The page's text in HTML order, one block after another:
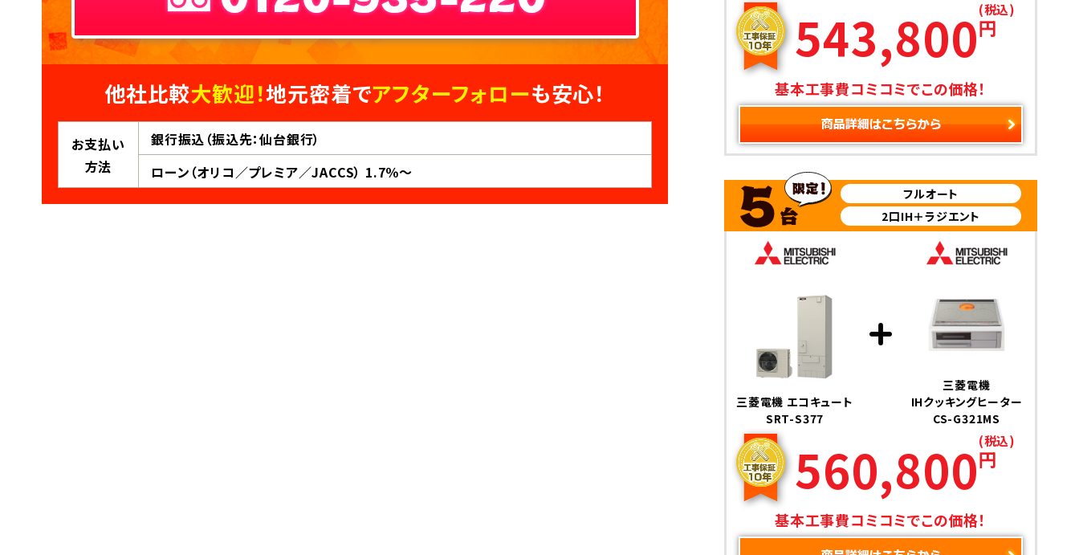
他社比較大歓迎！地元密着でアフターフォローも安心！
お支払い
方法
銀行振込（振込先：仙台銀行）
ローン（オリコ／プレミア／JACCS） 1.7％～
543,800円
(税込)
基本工事費コミコミでこの価格！
フルオート
2口IH＋ラジエント
三菱電機 エコキュート
SRT-S377
三菱電機
IHクッキングヒーター
CS-G321MS
560,800円
(税込)
基本工事費コミコミでこの価格！